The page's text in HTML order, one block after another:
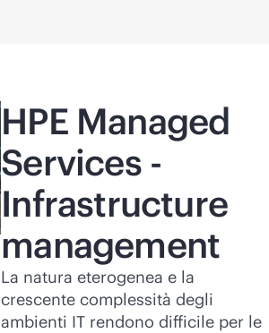
HPE Managed
Services -
Infrastructure
management
La natura eterogenea e la
crescente complessità degli
ambienti IT rendono difficile per le